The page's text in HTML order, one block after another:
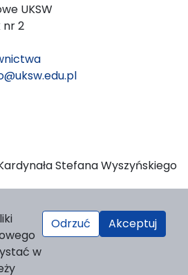
UKSW
nr 2
Stefana Wyszyńskiego
by OJS/PKP
w
Odrzuć Akceptuj